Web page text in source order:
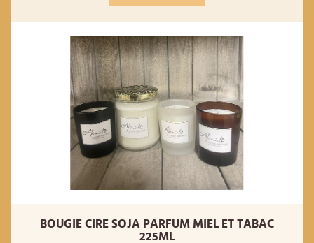
BOUGIE CIRE SOJA PARFUM MIEL ET TABAC
225ML